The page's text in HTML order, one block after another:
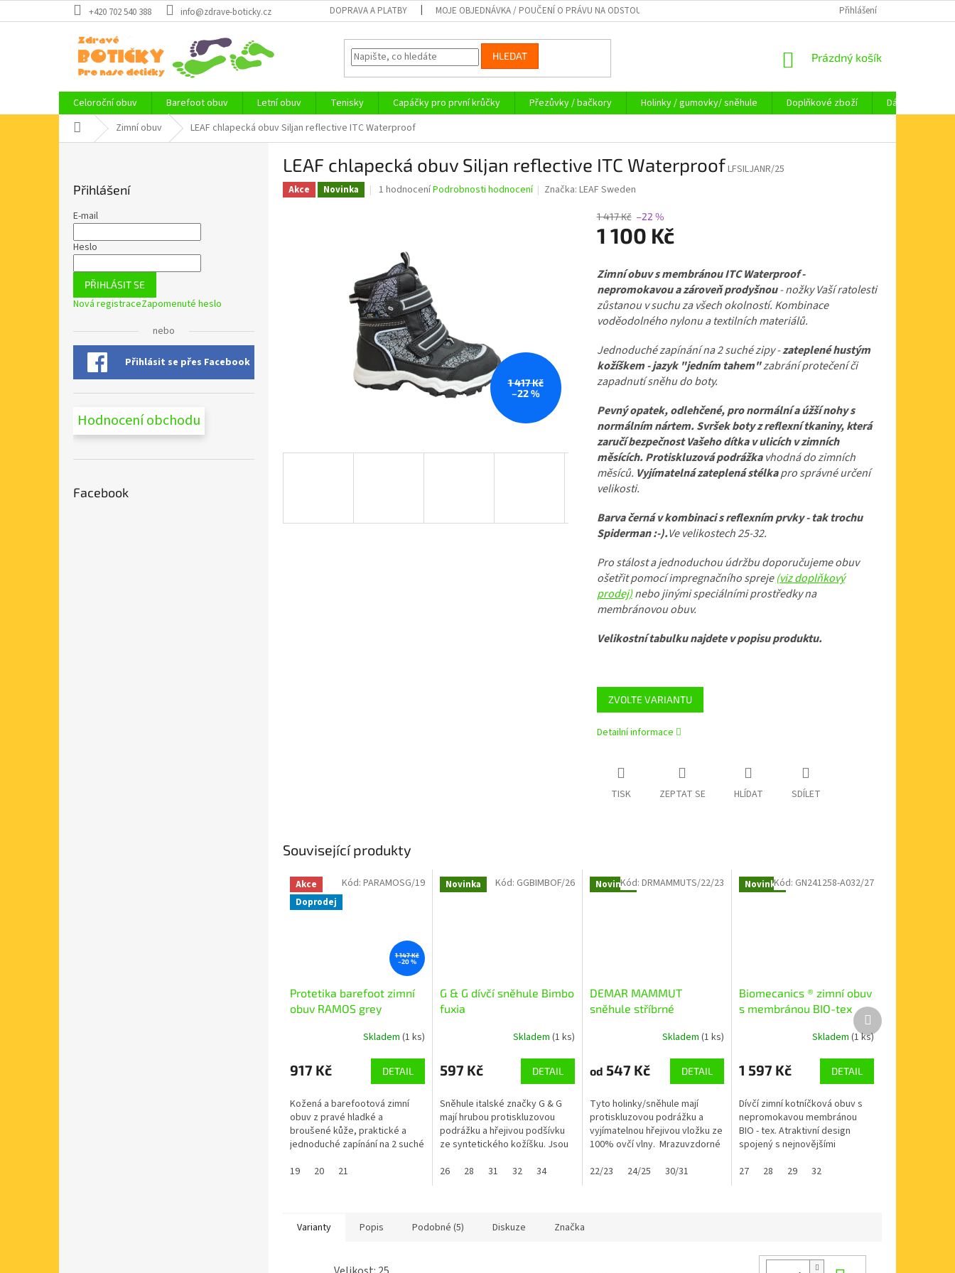
na
+420 702 540 388 info@zdrave-boticky.cz DOPRAVA A PLATBY MOJE OBJEDNÁVKA / POUČENÍ O PRÁVU NA ODSTOUPENÍ OD SMLOUVY KAMENNÁ PRODEJNA
Přihlášení
HLEDAT
NÁKUPNÍ
Prázdný košík
Celoroční obuv Barefoot obuv Letní obuv Tenisky Capáčky pro první krůčky Přezůvky / bačkory Holinky / gumovky/ sněhule Doplňkové zboží
Dárkové
Domů Zimní obuv LEAF chlapecká obuv Siljan reflective ITC Waterproof
Přihlášení
E-mail
Heslo
PŘIHLÁSIT SE
Nová registraceZapomenuté heslo
nebo
Přihlásit se přes Facebook
Hodnocení obchodu
Facebook
LEAF chlapecká obuv Siljan reflective ITC WaterproofLFSILJANR/25
Akce Novinka
Průměrné
hvězdiček.
1 hodnoceníPodrobnosti hodnocení Značka:LEAF Sweden
1 417 Kč
–22 %
1 417 Kč –22 %
1 100 Kč
cena:
ZVOLTE VARIANTU
Zimní obuv s membránou ITC Waterproof -
nepromokavou a zároveň prodyšnou- nožky Vaší ratolesti
zůstanou v suchu za všech okolností. Kombinace
voděodolného nylonu a textilních materiálů.
Jednoduché zapínání na 2 suché zipy -zateplené hustým
kožíškem - jazyk "jedním tahem"zabrání protečení či
zapadnutí sněhu do boty.
Pevný opatek, odlehčené, pro normální a úžší nohy s
normálním nártem. Svršek boty z reflexní tkaniny, která
zaručí bezpečnost Vašeho dítka v ulicíchv zimních
měsících. Protiskluzová podrážkavhodná do zimních
měsíců. Vyjímatelná zateplená stélkapro správné určení
velikosti.
Barva černá v kombinaci s reflexním prvky - tak trochu
Spiderman :-).Ve velikostech 25-32.
Pro stálost a jednoduchou údržbu doporučujeme obuv
ošetřit pomocí impregnačního spreje(viz doplňkový
prodej)nebo jinými speciálními prostředky na
membránovou obuv.
Velikostní tabulku najdete v popisu produktu.
Detailní informace
TISK ZEPTAT SE HLÍDAT SDÍLET
Související produkty
Akce
Doprodej
1 147 Kč
–20 %
Protetika barefoot zimní
obuv RAMOS grey
Skladem (1 ks)
917 Kč DETAIL
Kožená a barefootová zimní
obuv z pravé hladké a
broušené kůže, praktické a
jednoduché zapínání na 2 suché
zateplené syntetickým hustým
19 20 21
Kód: PARAMOSG/19 Novinka
G & G dívčí sněhule Bimbo
fuxia
Skladem (1 ks)
597 Kč DETAIL
Sněhule italské značky G & G
mají hrubou protiskluzovou
podrážku a hřejivou podšívku
ze syntetického kožíšku. Jsou
do -40°C, lze je utáhnout...
26 28 31 32 34
Kód: GGBIMBOF/26 Novinka
DEMAR MAMMUT
sněhule stříbrné
Skladem(1 ks)
od 547 Kč DETAIL
Tyto holinky/sněhule mají
protiskluzovou podrážku a
vyjímatelnou hřejivou vložku ze
100% ovčí vlny. Mrazuvzdorné
lýtko. Jsou opatřeny
22/23 24/25 30/31
Kód:DRMAMMUTS/22/23 Novinka
Biomecanics ® zimní obuv
s membránou BIO-tex
Skladem (1 ks)
1 597 Kč DETAIL
Dívčí zimní kotníčková obuv s
nepromokavou membránou
BIO - tex. Atraktivní design
spojený s nejnovějšími
syntetické a textilní materiály,
27 28 29 32
Kód: GN241258-A032/27
Další
produkt
Varianty Popis Podobné (5) Diskuze Značka